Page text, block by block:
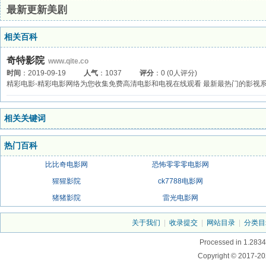
最新更新美剧
相关百科
奇特影院 www.qite.co
时间 ：2019-09-19 人气 ：1037 评分 ：0 (0人评分)
精彩电影-精彩电影网络为您收集免费高清电影和电视在线观看 最新最热门的影视
相关关键词
热门百科
比比奇电影网
恐怖零零零电影网
猩猩影院
ck7788电影网
猪猪影院
雷光电影网
关于我们 收录提交 网站目录 分类
Processed in
Copyright © 2017-